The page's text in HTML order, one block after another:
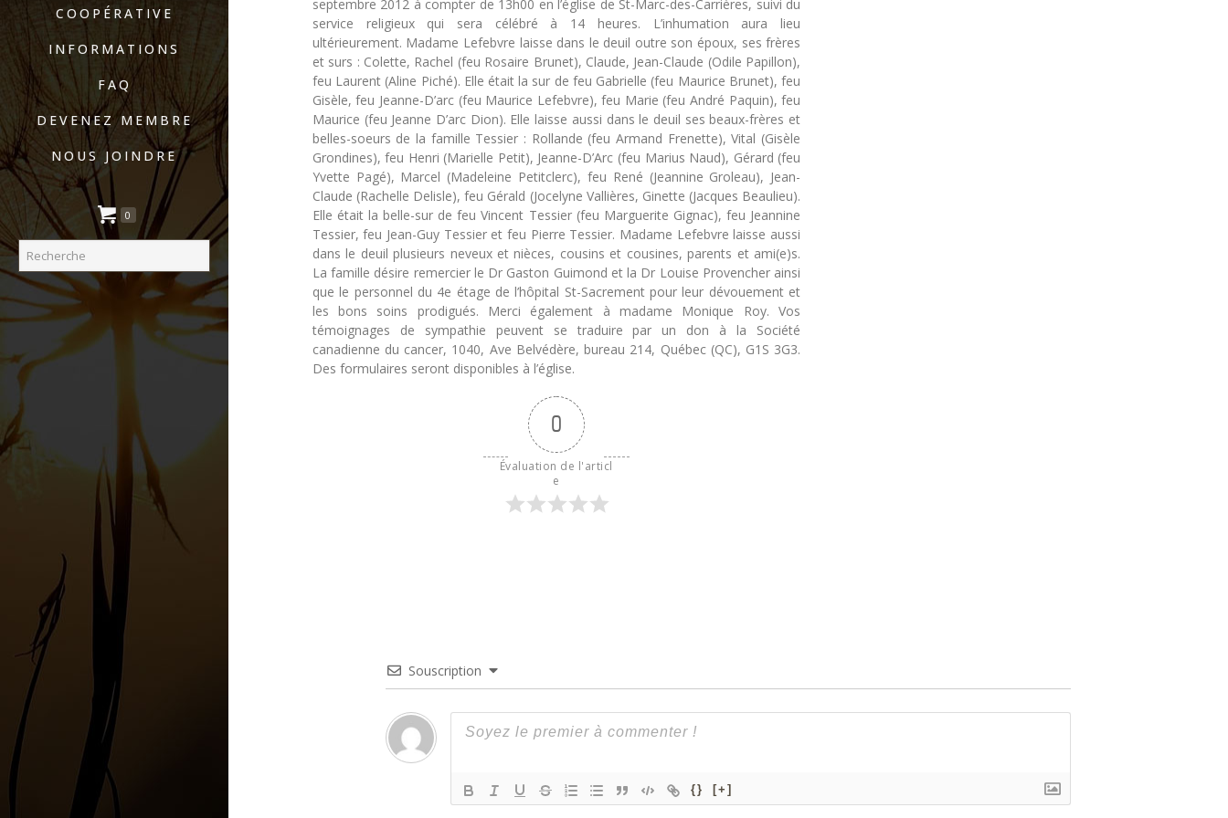
COOPÉRATIVE
INFORMATIONS
FAQ
DEVENEZ MEMBRE
NOUS JOINDRE
0
septembre 2012 à compter de 13h00 en l’église de St-Marc-des-Carrières, suivi du
service religieux qui sera célébré à 14 heures. L’inhumation aura lieu
ultérieurement. Madame Lefebvre laisse dans le deuil outre son époux, ses frères
et surs : Colette, Rachel (feu Rosaire Brunet), Claude, Jean-Claude (Odile Papillon),
feu Laurent (Aline Piché). Elle était la sur de feu Gabrielle (feu Maurice Brunet), feu
Gisèle, feu Jeanne-D’arc (feu Maurice Lefebvre), feu Marie (feu André Paquin), feu
Maurice (feu Jeanne D’arc Dion). Elle laisse aussi dans le deuil ses beaux-frères et
belles-soeurs de la famille Tessier : Rollande (feu Armand Frenette), Vital (Gisèle
Grondines), feu Henri (Marielle Petit), Jeanne-D’Arc (feu Marius Naud), Gérard (feu
Yvette Pagé), Marcel (Madeleine Petitclerc), feu René (Jeannine Groleau), Jean-
Claude (Rachelle Delisle), feu Gérald (Jocelyne Vallières, Ginette (Jacques Beaulieu).
Elle était la belle-sur de feu Vincent Tessier (feu Marguerite Gignac), feu Jeannine
Tessier, feu Jean-Guy Tessier et feu Pierre Tessier. Madame Lefebvre laisse aussi
dans le deuil plusieurs neveux et nièces, cousins et cousines, parents et ami(e)s.
La famille désire remercier le Dr Gaston Guimond et la Dr Louise Provencher ainsi
que le personnel du 4e étage de l’hôpital St-Sacrement pour leur dévouement et
les bons soins prodigués. Merci également à madame Monique Roy. Vos
témoignages de sympathie peuvent se traduire par un don à la Société
canadienne du cancer, 1040, Ave Belvédère, bureau 214, Québec (QC), G1S 3G3.
Des formulaires seront disponibles à l’église.
0
Évaluation de l'articl
e
Souscription
{} [+]